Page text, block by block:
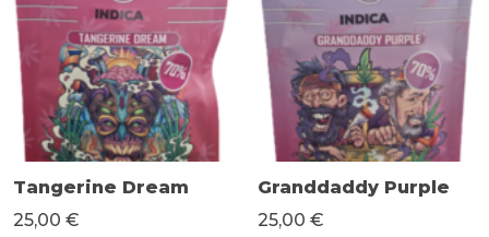
Tangerine Dream
25,00 €
Granddaddy Purple
25,00 €